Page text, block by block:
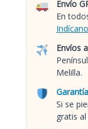
Envío
En
Envíos
Melilla.
Si se
gratis